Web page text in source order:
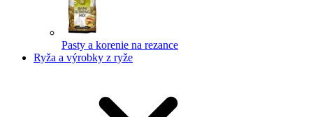
Pasty a korenie na rezance
Ryža a výrobky z ryže